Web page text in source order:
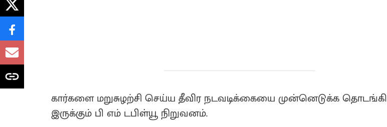
கார்களை மறுசுழற்சி செய்ய தீவிர நடவடிக்கையை முன்னெடுக்க தொடங்கி
இருக்கும் பி எம் டபிள்யூ நிறுவனம்.